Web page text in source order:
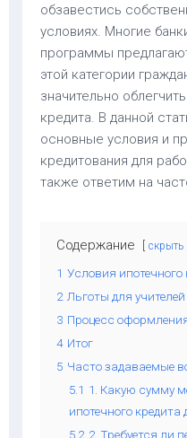
обзавестись
условиях. Многие
программы
этой категории
значительно
кредита. В данной
основные условия и
кредитования для
также ответим на
Содержание скрыть
1 Условия ипотечного
2 Льготы для
3 Процесс
4 Итог
5 Часто задаваемые
5.1 1. Какую сумму
ипотечного кредита
5.2 2. Требуется ли